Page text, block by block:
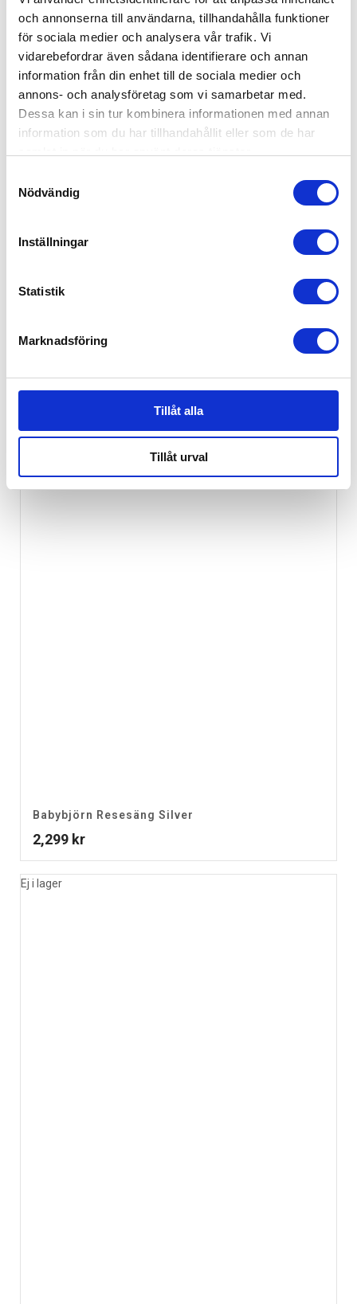
och annonserna till användarna, tillhandahålla funktioner
för sociala medier och analysera vår trafik. Vi
vidarebefordrar även sådana identifierare och annan
information från din enhet till de sociala medier och
annons- och analysföretag som vi samarbetar med.
Dessa kan i sin tur kombinera informationen med annan
information som du har tillhandahållit eller som de har
Nödvändig
Inställningar
Statistik
Marknadsföring
Tillåt alla
Tillåt urval
239kr
Babybjörn Resesäng Silver
2,299 kr
Ej i lager